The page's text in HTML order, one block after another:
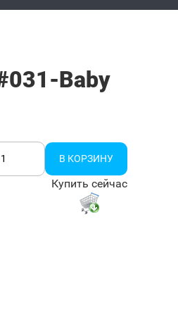
Baby
Купить сейчас